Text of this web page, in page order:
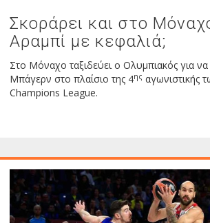
Σκοράρει και στο
Αραμπί με κεφαλιά;
Στο Μόναχο ταξιδεύει ο Ολυμπιακός για να
Μπάγερν στο πλαίσιο της 4ης αγωνιστικής
Champions League.